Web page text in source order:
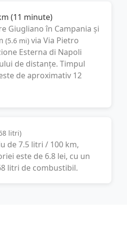
(11 minute)
Giugliano în Campania și
(5.6 mi) via Via Pietro
Esterna di Napoli
de distanțe. Timpul
de aproximativ 12
litri)
de7.5 litri / 100 km,
este de 6.8 lei, cu un
litri de combustibil.